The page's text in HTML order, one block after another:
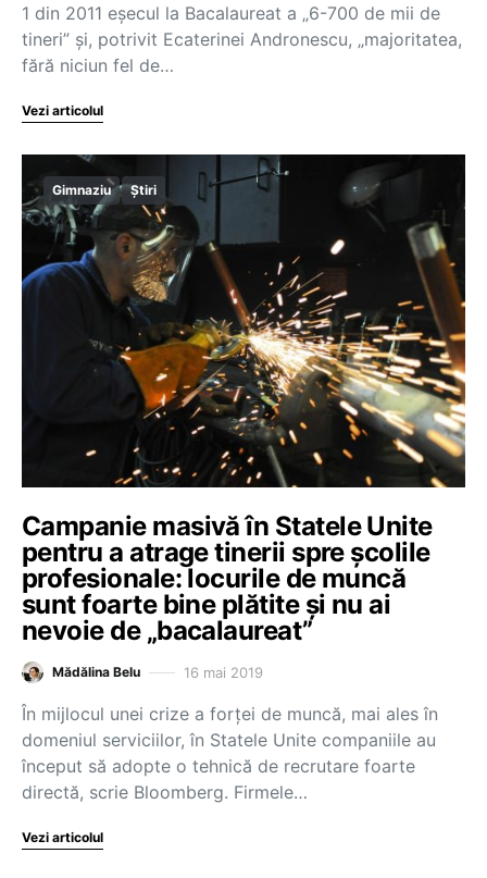
1 din 2011 eşecul la Bacalaureat a „6-700 de mii de
tineri” şi, potrivit Ecaterinei Andronescu, „majoritatea,
fără niciun fel de…
Vezi articolul
Gimnaziu Știri
Campanie masivă în Statele Unite
pentru a atrage tinerii spre şcolile
profesionale: locurile de muncă
sunt foarte bine plătite şi nu ai
nevoie de „bacalaureat”
Mădălina Belu 16 mai 2019
În mijlocul unei crize a forţei de muncă, mai ales în
domeniul serviciilor, în Statele Unite companiile au
început să adopte o tehnică de recrutare foarte
directă, scrie Bloomberg. Firmele…
Vezi articolul